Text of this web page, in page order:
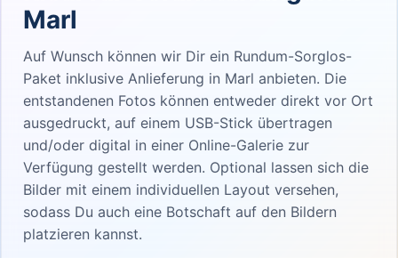
Marl
Auf Wunsch können wir Dir ein Rundum-Sorglos-
Paket inklusive Anlieferung in Marl anbieten. Die
entstandenen Fotos können entweder direkt vor Ort
ausgedruckt, auf einem USB-Stick übertragen
und/oder digital in einer Online-Galerie zur
Verfügung gestellt werden. Optional lassen sich die
Bilder mit einem individuellen Layout versehen,
sodass Du auch eine Botschaft auf den Bildern
platzieren kannst.